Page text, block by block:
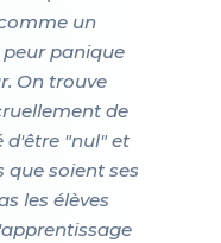
un
panique
On trouve
de
d'être "nul" et
que soient ses
les élèves